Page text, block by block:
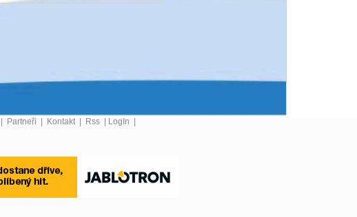
Partneři Kontakt Rss LogIn